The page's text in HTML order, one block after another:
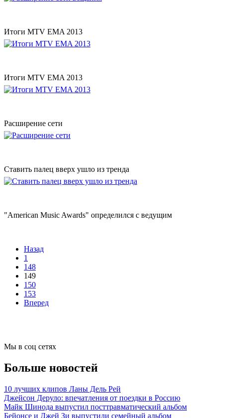
Итоги MTV EMA 2013
Итоги MTV EMA 2013
Расширение сети
Ставить палец вверх ушло из тренда
"American Music Awards" определился с ведущим
Назад
1
148
149
150
153
Вперед
Мы в соц сетях
Больше новостей
10 лучших клипов Ланы Дель Рей
Джейсон Деруло: впечатления от поездки в Россию
Майк Шинода выпустил посттравматический альбом
Бейонсе и Джей Зи выпустили семейный альбом